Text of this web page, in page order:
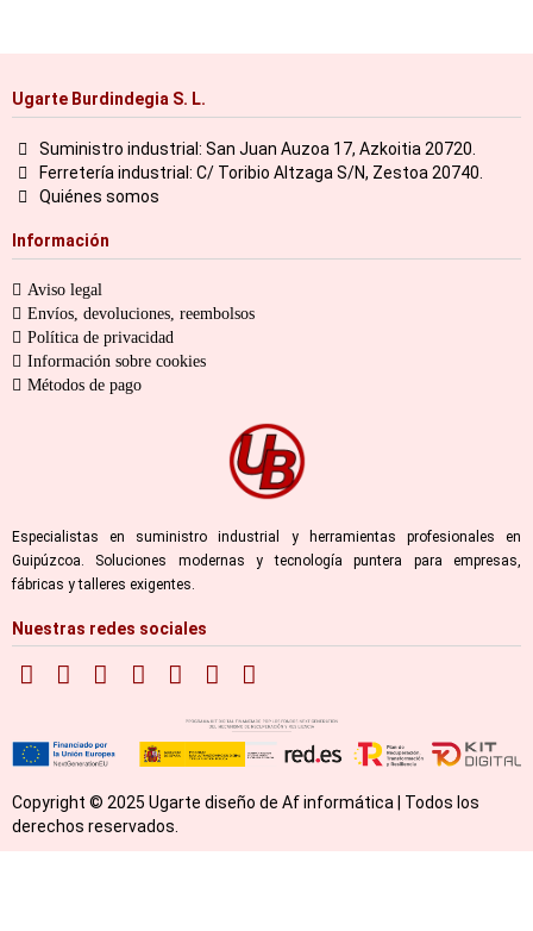
Ugarte Burdindegia S. L.
Suministro industrial: San Juan Auzoa 17, Azkoitia 20720.
Ferretería industrial: C/ Toribio Altzaga S/N, Zestoa 20740.
Quiénes somos
Información
Aviso legal
Envíos, devoluciones, reembolsos
Política de privacidad
Información sobre cookies
Métodos de pago
Especialistas en suministro industrial y herramientas profesionales en
Guipúzcoa. Soluciones modernas y tecnología puntera para empresas,
fábricas y talleres exigentes.
Nuestras redes sociales
Copyright © 2025 Ugarte diseño de Af informática | Todos los
derechos reservados.